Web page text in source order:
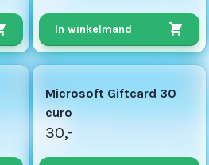
In winkelmand
15
Microsoft Giftcard 30
euro
30,-